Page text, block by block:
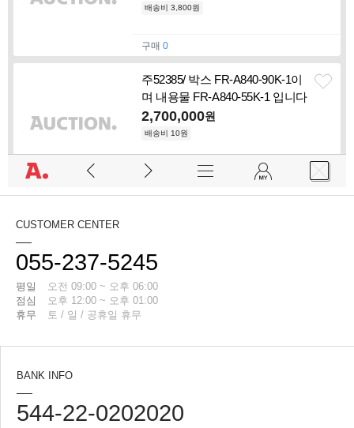
CUSTOMER CENTER
055-237-5245
평일
오전 09:00 ~ 오후 06:00
점심
오후 12:00 ~ 오후 01:00
휴무
토 / 일 / 공휴일 휴무
BANK INFO
544-22-0202020